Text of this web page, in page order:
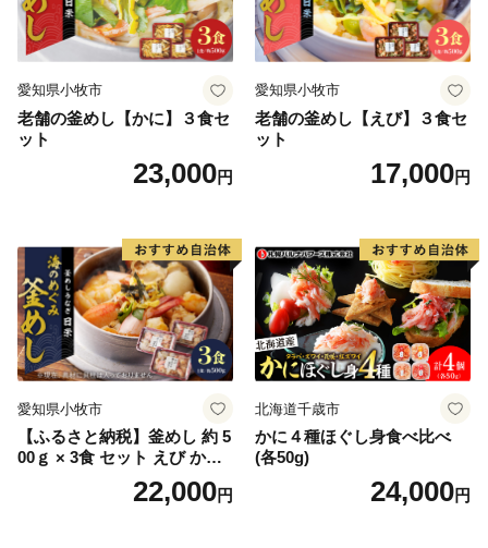
愛知県小牧市
老舗の釜めし【かに】３食セ
ット
23,000円
愛知県小牧市
老舗の釜めし【えび】３食セ
ット
17,000円
愛知県小牧市
【ふるさと納税】釜めし 約 5
00ｇ × 3食 セット えび かに
海のめぐみ 老舗 急速冷凍 レ
ンチン 時短 簡単調理 食品 加
22,000円
北海道千歳市
かに４種ほぐし身食べ比べ
(各50g)
24,000円